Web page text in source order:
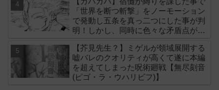
「世界を断つ斬撃」をノーモーション
で発動し五条を真っ二つにした事が判
明！しかし、同時に色々な矛盾点が生
【芥見先生？】ミゲルが領域展開する
嘘バレのクオリティが高くて遂に本編
を超えてしまった呪術廻戦【無尽刻音
(ピゴ・ラ・ウハリビフ)】